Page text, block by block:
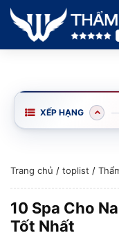
XẾP HẠNG
Trang chủ / toplist /
10 Spa Cho
Tốt Nhất